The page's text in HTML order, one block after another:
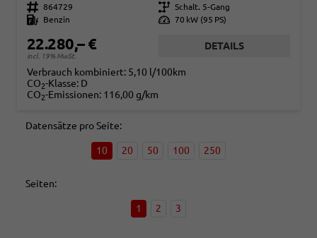
Fahrzeugnr. 864729 Getriebe Schalt. 5-Gang
Kraftstoff
Benzin Leistung 70 kW (95 PS)
22.280,– €
incl. 19% MwSt.
DETAILS
Verbrauch kombiniert: 5,10 l/100km
CO2-Klasse: D
CO2-Emissionen: 116,00 g/km
Datensätze pro Seite:
10 20 50 100 250
Seiten:
1 2 3